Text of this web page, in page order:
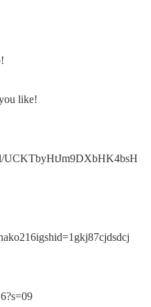
like!
UCKTbyHtJm9DXbHK4bsH